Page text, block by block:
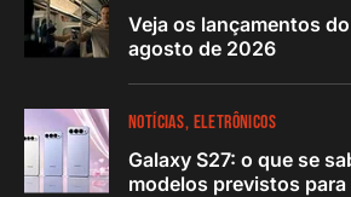
Veja os lançamentos
agosto de 2026
NOTÍCIAS ELETRÔNICOS
Galaxy S27: o que se
modelos previstos